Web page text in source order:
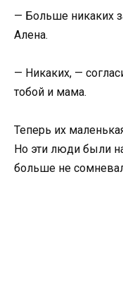
— Больше никаких
Алена.
— Никаких, —
тобой и мама.
Теперь их
Но эти люди были
больше не